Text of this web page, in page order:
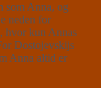
som Anna, og
neden for
hvor kun Annas
Dostojevskijs
Anna altid er